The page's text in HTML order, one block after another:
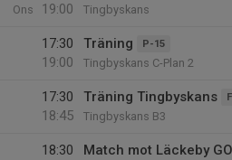
Ons
19:00
Tingbyskans
17:30
19:00
Träning P-15
Tingbyskans C-Plan 2
17:30
18:45
Träning Tingbyskans
Tingbyskans B3
18:30
Match mot Läckeby